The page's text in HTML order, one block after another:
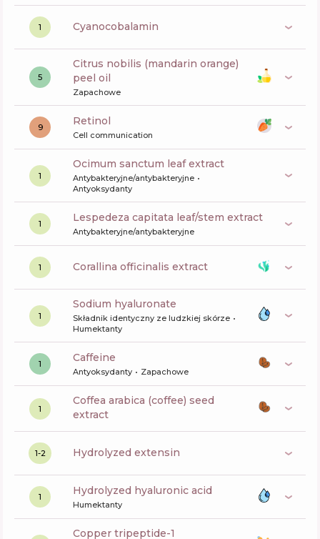
1 cyanocobalamin
5
citrus nobilis (mandarin orange)
peel oil
Zapachowe
9 retinol
Cell communication
1
ocimum sanctum leaf extract
Antybakteryjne/antybakteryjne
Antyoksydanty
1 lespedeza capitata leaf/stem extract
Antybakteryjne/antybakteryjne
1 corallina officinalis extract
1
sodium hyaluronate
Składnik identyczny ze ludzkiej skórze
Humektanty
1 caffeine
Antyoksydanty Zapachowe
1
coffea arabica (coffee) seed
extract
1-2 hydrolyzed extensin
1 hydrolyzed hyaluronic acid
Humektanty
copper tripeptide-1